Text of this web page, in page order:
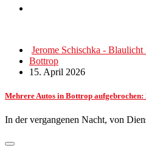
Jerome Schischka -
Bottrop
15. April 2026
Mehrere Autos in Bottrop
In der vergangenen Nacht, von